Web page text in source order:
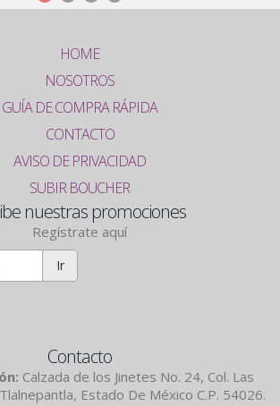
HOME
NOSOTROS
GUÍA DE COMPRA RÁPIDA
CONTACTO
AVISO DE PRIVACIDAD
SUBIR BOUCHER
nuestras promociones
Regístrate aquí
Ir
Contacto
Calzada de los Jinetes No. 24, Col. Las
Estado De México C.P. 54026.